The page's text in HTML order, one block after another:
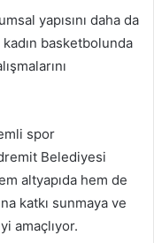
yapısını daha da
basketbolunda
spor
Belediyesi
altyapıda hem de
katkı sunmaya ve
amaçlıyor.